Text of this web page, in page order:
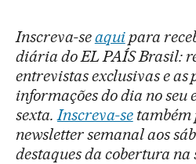
Inscreva-seaquipara
diária do EL PAÍS Brasil:
entrevistas exclusivas e
informações do dia no seu
sexta. Inscreva-setambém
newsletter semanal aos
destaques da cobertura na